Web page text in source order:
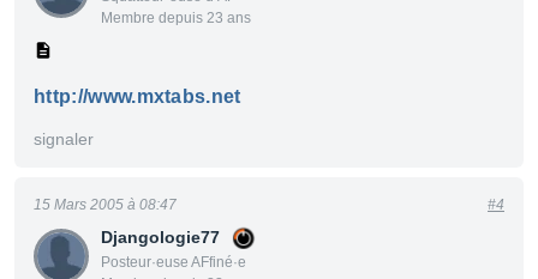
Membre depuis 23 ans
http://www.mxtabs.net
signaler
Djangologie77
Posteur·euse AFfiné·e
15 Mars 2005 à 08:47 #4